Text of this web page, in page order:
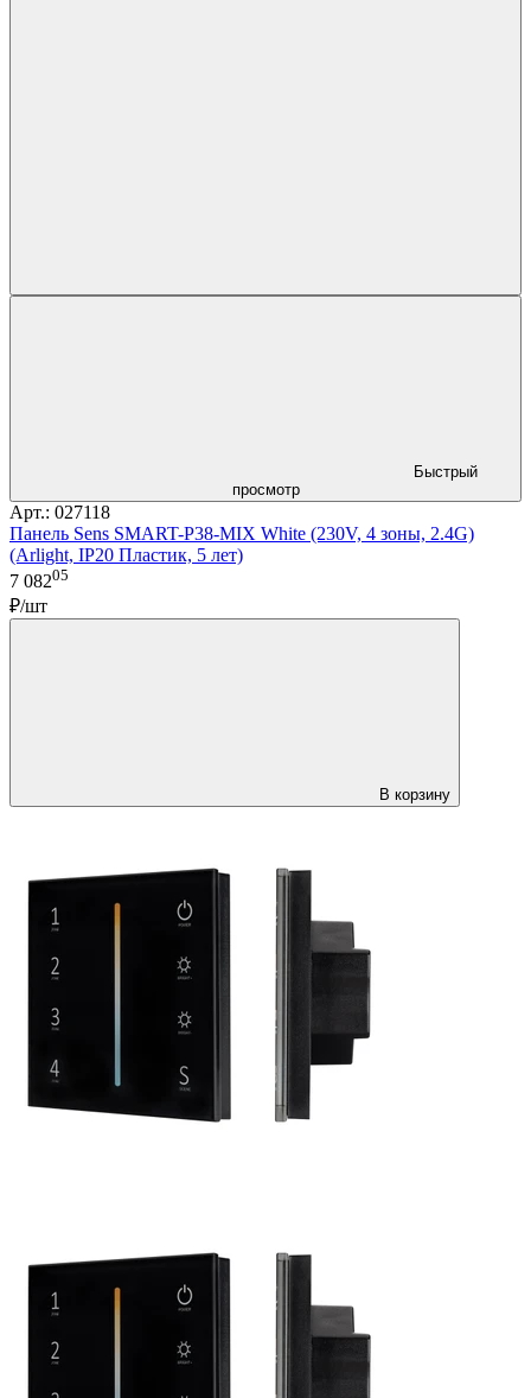
Быстрый
просмотр
Арт.: 027118
Панель Sens SMART-P38-MIX White (230V, 4 зоны, 2.4G)
(Arlight, IP20 Пластик, 5 лет)
7 08205
₽/шт
В корзину